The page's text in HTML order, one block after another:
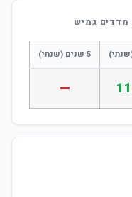
מדדים גמיש
5 שנים (שנתי)
—